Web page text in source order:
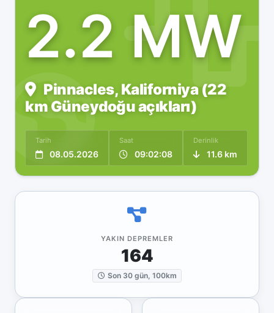
2.2 MW
Pinnacles, Kaliforniya (22
km Güneydoğu açıkları)
Tarih
08.05.2026
Saat
09:02:08
Derinlik
11.6 km
YAKIN DEPREMLER
164
Son 30 gün, 100km